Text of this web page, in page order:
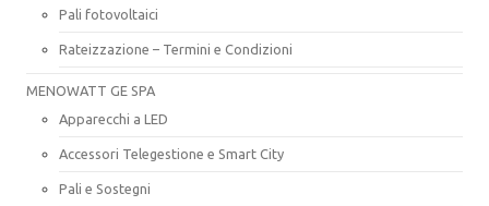
Pali fotovoltaici
Rateizzazione – Termini e Condizioni
MENOWATT GE SPA
Apparecchi a LED
Accessori Telegestione e Smart City
Pali e Sostegni